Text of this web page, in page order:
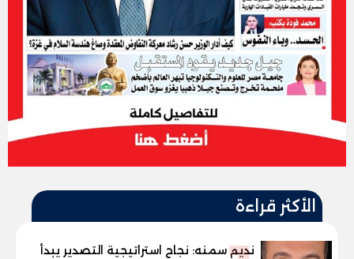
الأكثر قراءة
نديم سمنه: نجاح استراتيجية التصدير يبدأ